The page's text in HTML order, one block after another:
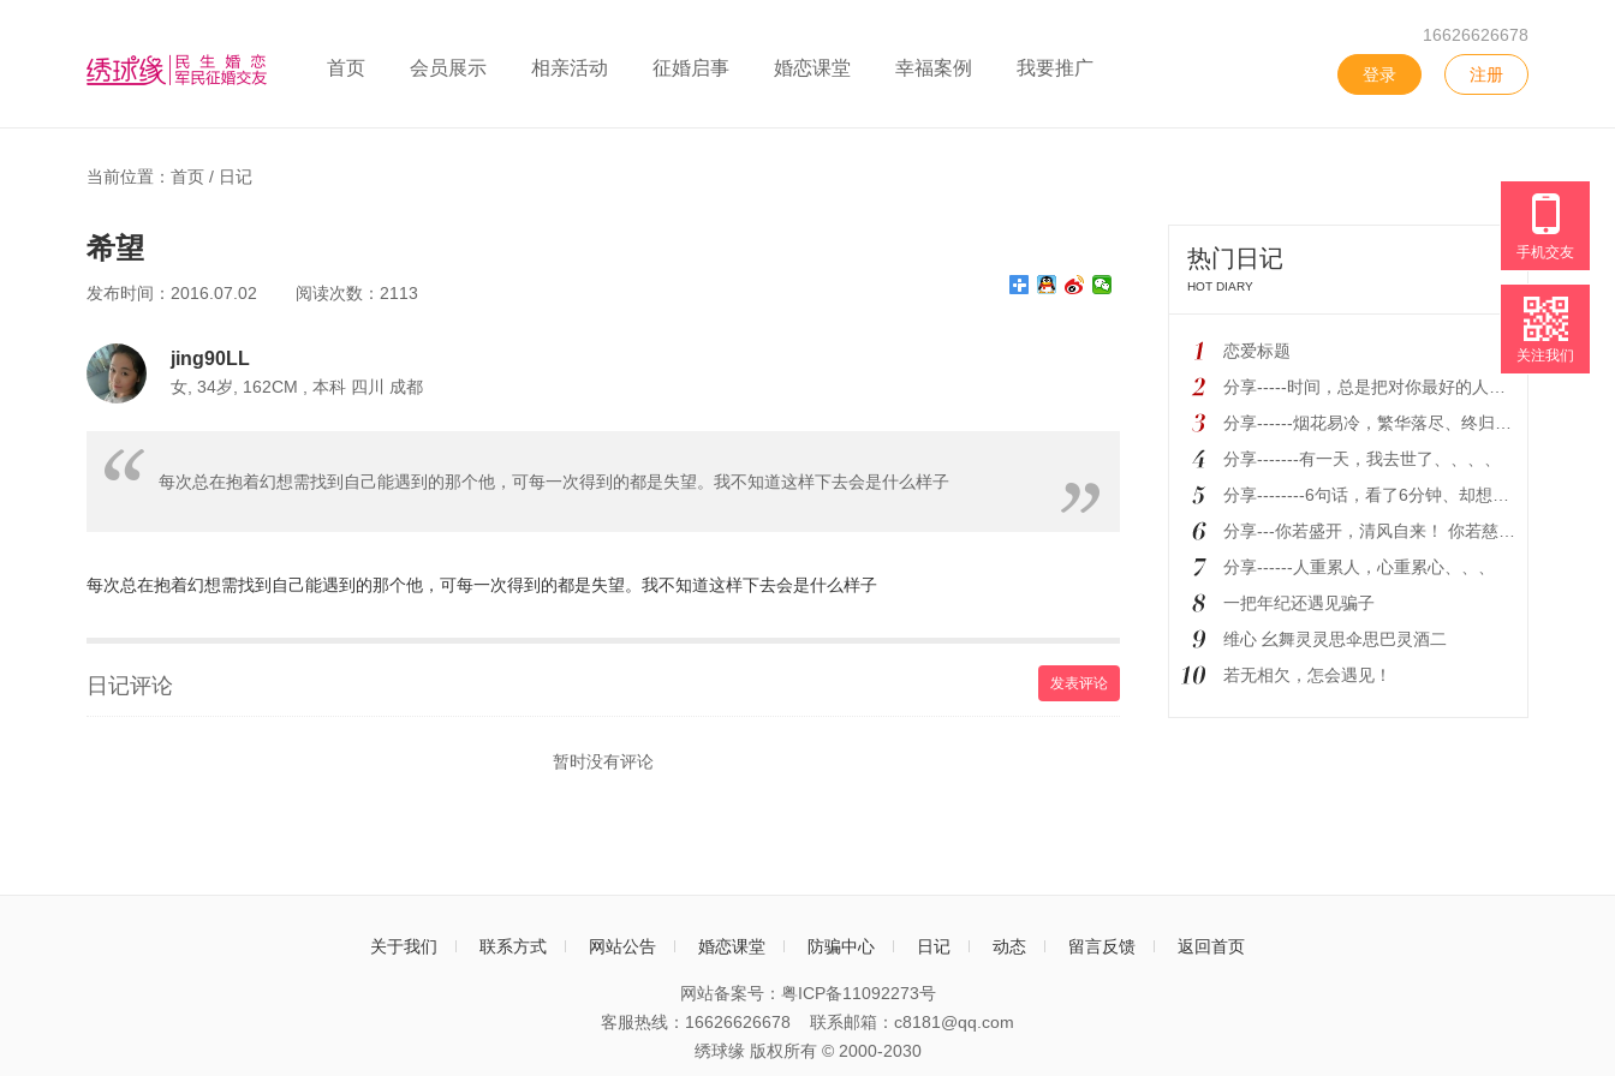
首页 会员展示 相亲活动 征婚启事 婚恋课堂 幸福案例 我要推广
16626626678
登录 注册
当前位置：首页 / 日记
希望
发布时间：2016.07.02 阅读次数：2113
jing90LL
女, 34岁, 162CM , 本科 四川 成都
每次总在抱着幻想需找到自己能遇到的那个他，可每一次得到的都是失望。我不知道这样下去会是什么样子
每次总在抱着幻想需找到自己能遇到的那个他，可每一次得到的都是失望。我不知道这样下去会是什么样子
日记评论 发表评论
暂时没有评论
热门日记
HOT DIARY
恋爱标题
分享-------有一天，我去世了、、、、
分享------人重累人，心重累心、、、
一把年纪还遇见骗子
维心 幺舞灵灵思伞思巴灵酒二
若无相欠，怎会遇见！
关于我们 联系方式 网站公告 婚恋课堂 防骗中心 日记 动态 留言反馈 返回首页
网站备案号： 粤ICP备11092273号
客服热线：16626626678 联系邮箱：c8181@qq.com
绣球缘 版权所有 © 2000-2030
手机交友
关注我们